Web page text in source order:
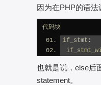
因为在PHP的语法
代码块
if_stmt:
也就是说，else后
statement。